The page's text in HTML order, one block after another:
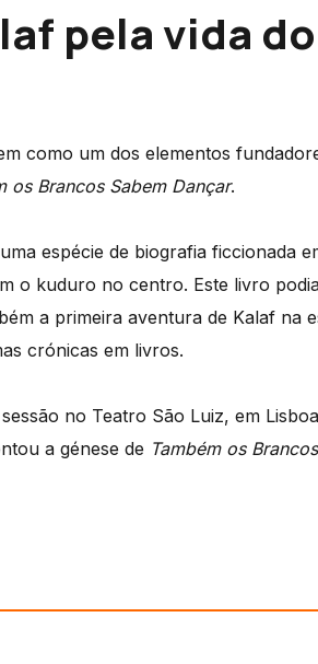
pela vida
como um dos elementos
os Brancos Sabem Dançar.
espécie de biografia ficcionada
o kuduro no centro. Este livro
a primeira aventura de Kalaf na
crónicas em livros.
no Teatro São Luiz, em
a génese de Também os